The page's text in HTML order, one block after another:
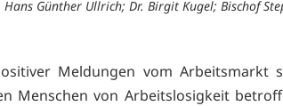
Günther Ullrich; Dr. Birgit Kugel; Bischof
Meldungen vom Arbeitsmarkt
Menschen von Arbeitslosigkeit